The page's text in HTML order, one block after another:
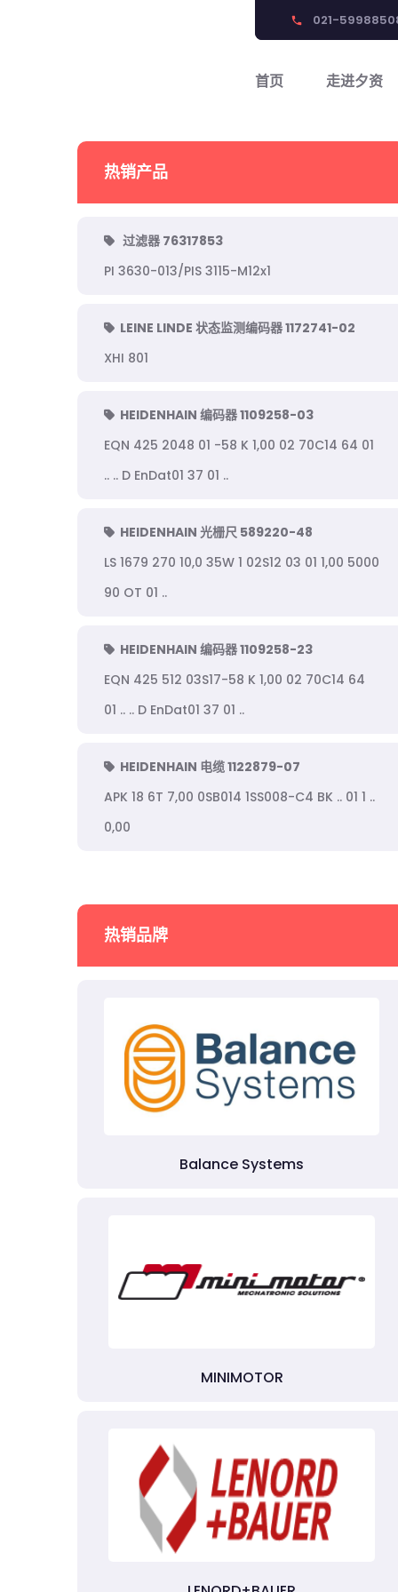
phone 021-
首页 走进夕资
热销产品
过滤器 76317853
PI 3630-013/PIS 3115-M12x1
LEINE LINDE 状态监测编码器 1172741-02
XHI 801
HEIDENHAIN 编码器 1109258-03
EQN 425 2048 01 -58 K 1,00 02 70C14 64 01
.. .. D EnDat01 37 01 ..
HEIDENHAIN 光栅尺 589220-48
LS 1679 270 10,0 35W 1 02S12 03 01 1,00 5000
90 OT 01 ..
HEIDENHAIN 编码器 1109258-23
EQN 425 512 03S17-58 K 1,00 02 70C14 64
01 .. .. D EnDat01 37 01 ..
HEIDENHAIN 电缆 1122879-07
APK 18 6T 7,00 0SB014 1SS008-C4 BK .. 01 1 ..
0,00
热销品牌
Balance Systems
MINIMOTOR